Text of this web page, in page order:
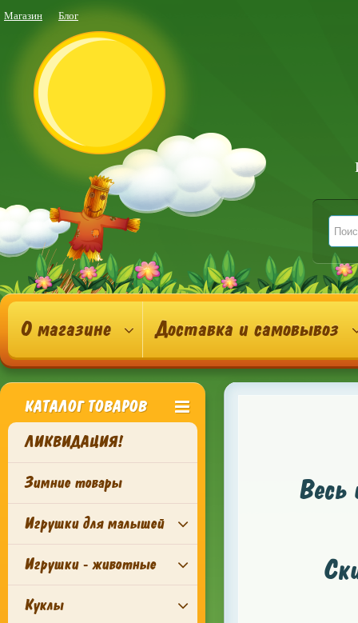
Магазин Блог
О магазине Доставка и самовывоз
КАТАЛОГ ТОВАРОВ
ЛИКВИДАЦИЯ!
Зимние товары
Игрушки для малышей
Игрушки - животные
Куклы
Весь